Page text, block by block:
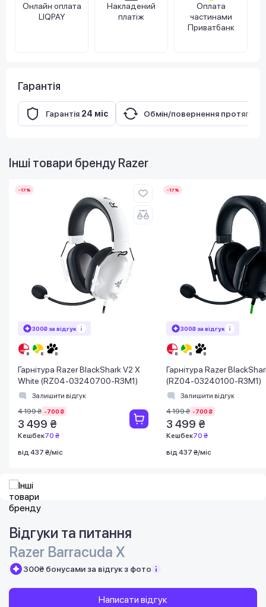
Онлайн оплата
LIQPAY
Накладений
платіж
Оплата
частинами
Приватбанк
Гарантія
Гарантія 24 міс Обмін/повернення протягом
Інші товари бренду Razer
-17%
300₴ за відгук
Гарнітура Razer BlackShark V2 X
White (RZ04-03240700-R3M1)
Залишити відгук
4 199 ₴ -700 ₴
3 499 ₴
Кешбек70 ₴
від 437 ₴/міс
-17%
300₴ за відгук
Гарнітура Razer
(RZ04-03240100-R3M1)
Залишити відгук
4 199 ₴ -700 ₴
3 499 ₴
Кешбек70 ₴
від 437 ₴/міс
Відгуки та питання
Razer Barracuda X
300₴ бонусами за відгук з фото
Написати відгук